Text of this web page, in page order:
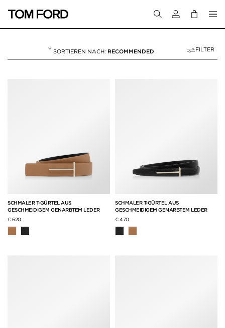
Melden Sie
RECOMMENDED FILTER
SCHMALER T-GÜRTEL AUS
GESCHMEIDIGEM GENARBTEM LEDER
€ 620
SCHMALER T-GÜRTEL AUS
GESCHMEIDIGEM GENARBTEM LEDER
€ 470